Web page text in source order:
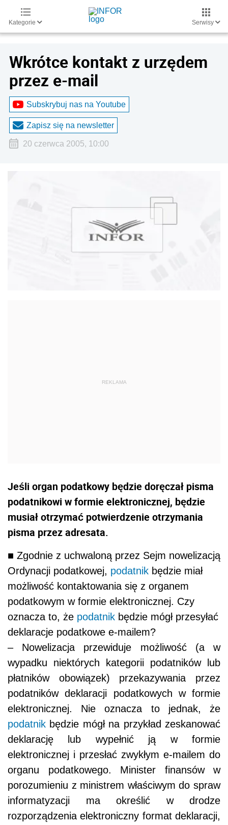
Kategorie Serwisy
Wkrótce kontakt z urzędem
przez e-mail
Subskrybuj nas na Youtube
Zapisz się na newsletter
20 czerwca 2005, 10:00
Jeśli organ podatkowy będzie doręczał pisma
podatnikowi w formie elektronicznej, będzie
musiał otrzymać potwierdzenie otrzymania
pisma przez adresata.
■ Zgodnie z uchwaloną przez Sejm nowelizacją
Ordynacji podatkowej, podatnik będzie miał
możliwość kontaktowania się z organem
podatkowym w formie elektronicznej. Czy
oznacza to, że podatnik będzie mógł przesyłać
deklaracje podatkowe e-mailem?
– Nowelizacja przewiduje możliwość (a w
wypadku niektórych kategorii podatników lub
płatników obowiązek) przekazywania przez
podatników deklaracji podatkowych w formie
elektronicznej. Nie oznacza to jednak, że
podatnik będzie mógł na przykład zeskanować
deklarację lub wypełnić ją w formie
elektronicznej i przesłać zwykłym e-mailem do
organu podatkowego. Minister finansów w
porozumieniu z ministrem właściwym do spraw
informatyzacji ma określić w drodze
rozporządzenia elektroniczny format deklaracji,